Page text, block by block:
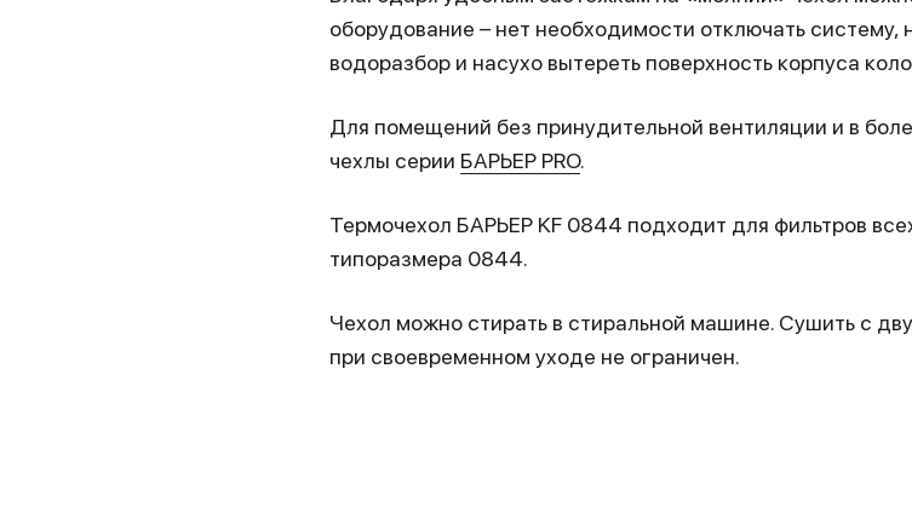
оборудование – нет необходимости отключать систему,
водоразбор и насухо вытереть поверхность корпуса
Для помещений без принудительной вентиляции и в
чехлы серии БАРЬЕР PRO.
Термочехол БАРЬЕР KF 0844 подходит для фильтров
типоразмера 0844.
Чехол можно стирать в стиральной машине. Сушить с
при своевременном уходе не ограничен.